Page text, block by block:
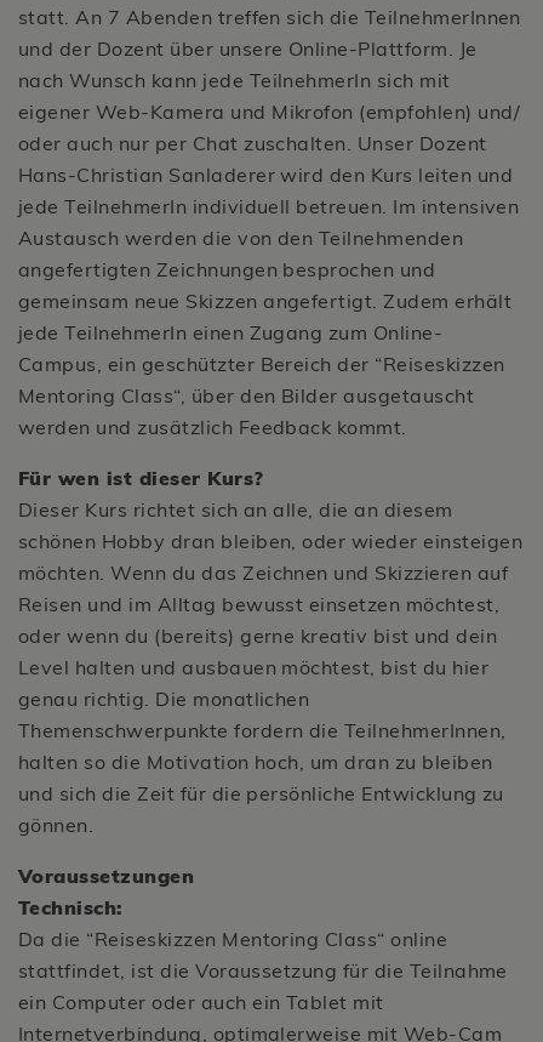
statt. An 7 Abenden treffen sich die TeilnehmerInnen
und der Dozent über unsere Online-Plattform. Je
nach Wunsch kann jede TeilnehmerIn sich mit
eigener Web-Kamera und Mikrofon (empfohlen) und/
oder auch nur per Chat zuschalten. Unser Dozent
Hans-Christian Sanladerer wird den Kurs leiten und
jede TeilnehmerIn individuell betreuen. Im intensiven
Austausch werden die von den Teilnehmenden
angefertigten Zeichnungen besprochen und
gemeinsam neue Skizzen angefertigt. Zudem erhält
jede TeilnehmerIn einen Zugang zum Online-
Campus, ein geschützter Bereich der “Reiseskizzen
Mentoring Class“, über den Bilder ausgetauscht
werden und zusätzlich Feedback kommt.
Für wen ist dieser Kurs?
Dieser Kurs richtet sich an alle, die an diesem
schönen Hobby dran bleiben, oder wieder einsteigen
möchten. Wenn du das Zeichnen und Skizzieren auf
Reisen und im Alltag bewusst einsetzen möchtest,
oder wenn du (bereits) gerne kreativ bist und dein
Level halten und ausbauen möchtest, bist du hier
genau richtig. Die monatlichen
Themenschwerpunkte fordern die TeilnehmerInnen,
halten so die Motivation hoch, um dran zu bleiben
und sich die Zeit für die persönliche Entwicklung zu
gönnen.
Voraussetzungen
Technisch:
Da die “Reiseskizzen Mentoring Class“ online
stattfindet, ist die Voraussetzung für die Teilnahme
ein Computer oder auch ein Tablet mit
Internetverbindung, optimalerweise mit Web-Cam